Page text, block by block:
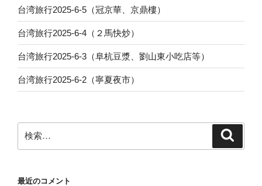
台湾旅行2025-6-5（冠京華、京鼎樓）
台湾旅行2025-6-4（２馬快炒）
台湾旅行2025-6-3（阜杭豆漿、劉山東小吃店等）
台湾旅行2025-6-2（寧夏夜市）
索:
最近のコメント